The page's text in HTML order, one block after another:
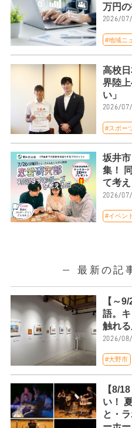
万円の
2026/
#地域ニ
高校
界陸
い」
2026/
#スポー
坂井
集！
て考え
2026/
#イベン
最新の記
【～
語。
触れ
2026/
#大野市
【8/
い！
と・